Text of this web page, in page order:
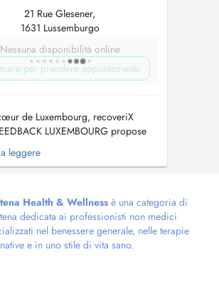
21 Rue Glesener,
1631 Lussemburgo
Nessuna disponibilità online
per prendere appuntamento
de Luxembourg, recoveriX
LUXEMBOURG propose
innovante de rééducation
basée sur une technologie
électrique fonctionnelle et la réalité
aid...
leggere
Health & Wellness è una categoria di
dedicata ai professionisti non medici
nel benessere generale, nelle terapie
e in uno stile di vita sano.